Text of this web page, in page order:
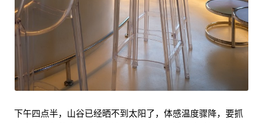
下午四点半，山谷已经晒不到太阳了，体感温度骤降，要抓